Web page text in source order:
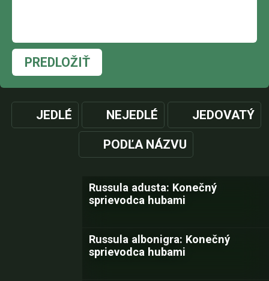
PREDLOŽIŤ
JEDLÉ NEJEDLÉ JEDOVATÝ
PODĽA NÁZVU
Russula adusta: Konečný
sprievodca hubami
Russula albonigra: Konečný
sprievodca hubami